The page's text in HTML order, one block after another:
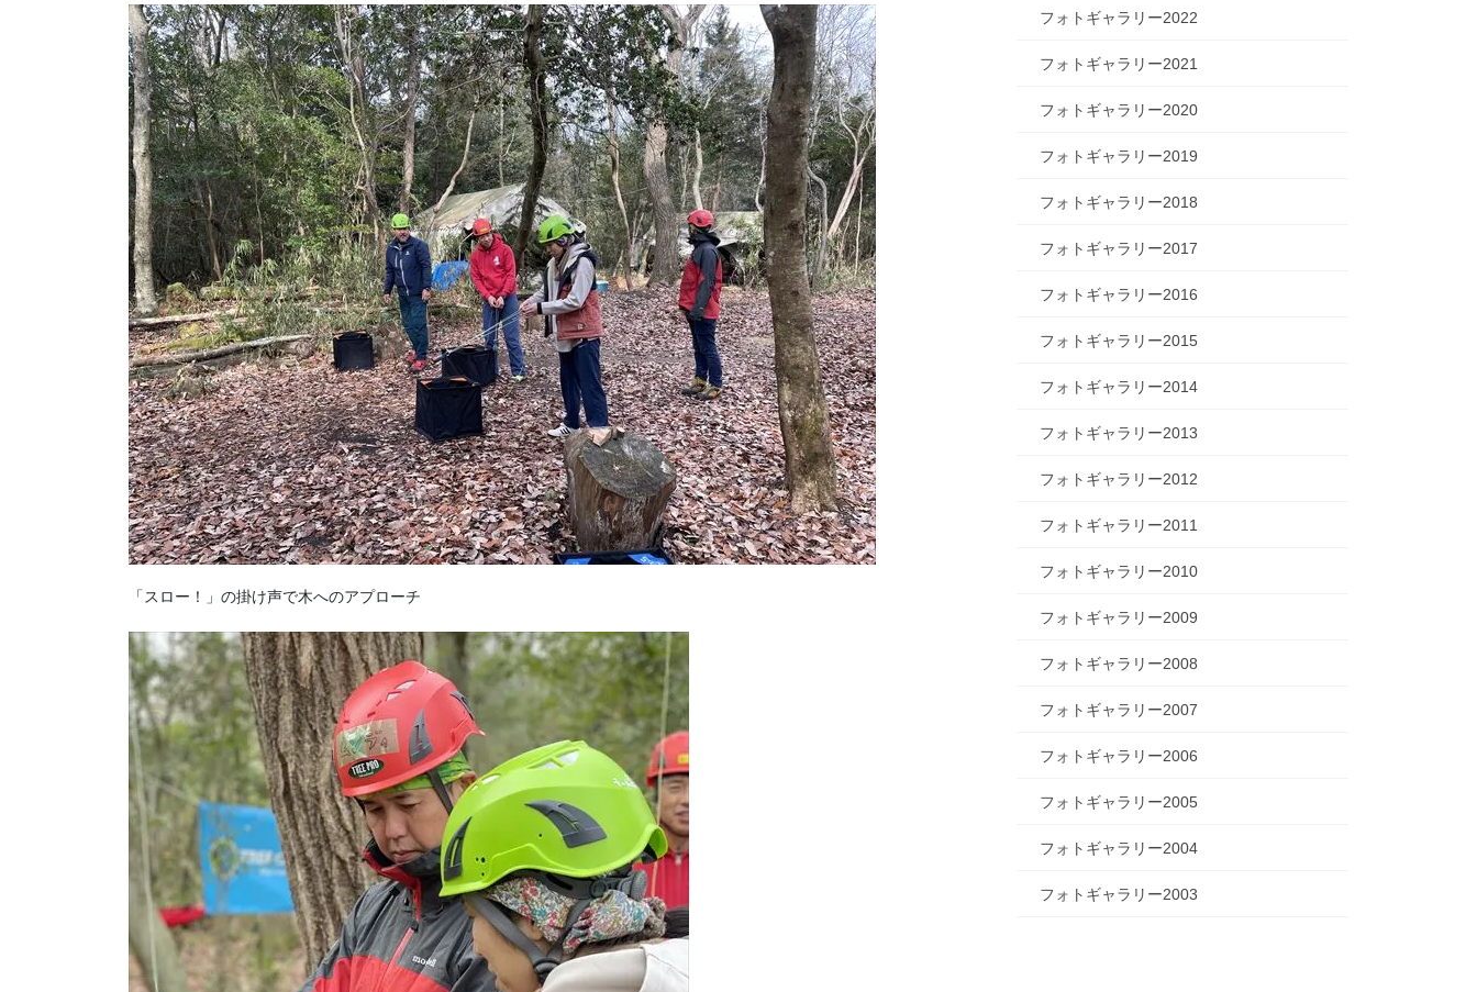
「スロー！」の掛け声で木へのアプローチ
フォトギャラリー2022
フォトギャラリー2021
フォトギャラリー2020
フォトギャラリー2019
フォトギャラリー2018
フォトギャラリー2017
フォトギャラリー2016
フォトギャラリー2015
フォトギャラリー2014
フォトギャラリー2013
フォトギャラリー2012
フォトギャラリー2011
フォトギャラリー2010
フォトギャラリー2009
フォトギャラリー2008
フォトギャラリー2007
フォトギャラリー2006
フォトギャラリー2005
フォトギャラリー2004
フォトギャラリー2003